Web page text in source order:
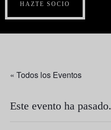
HAZTE SOCIO
« Todos los Eventos
Este evento ha pasado.